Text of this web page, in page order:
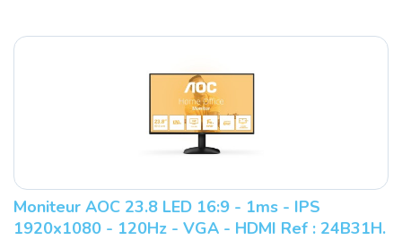
Moniteur AOC 23.8 LED 16:9 - 1ms - IPS
1920x1080 - 120Hz - VGA - HDMI Ref : 24B31H.